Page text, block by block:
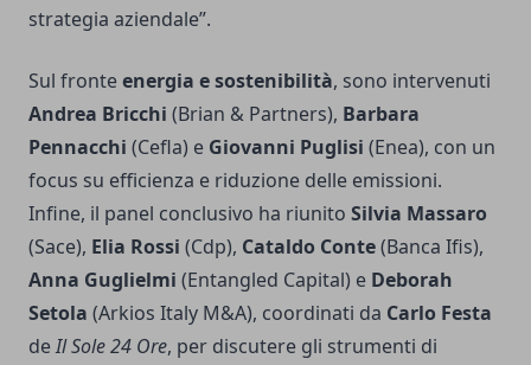
strategia aziendale”.
Sul fronteenergia e sostenibilità, sono intervenuti
Andrea Bricchi (Brian & Partners), Barbara
Pennacchi (Cefla) e Giovanni Puglisi (Enea), con un
focus su efficienza e riduzione delle emissioni.
Infine, il panel conclusivo ha riunito Silvia Massaro
(Sace), Elia Rossi (Cdp), Cataldo Conte(Banca Ifis),
Anna Guglielmi (Entangled Capital) e Deborah
Setola (Arkios Italy M&A), coordinati da Carlo Festa
deIl Sole 24 Ore, per discutere gli strumenti di